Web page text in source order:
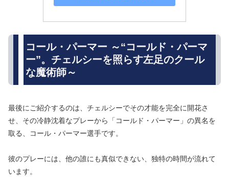
コール・パーマー ～“コールド・パーマ
ー”。チェルシーを照らす左足のクール
な魔術師～
最後にご紹介するのは、チェルシーでその才能を完全に開花さ
せ、その冷静沈着なプレーから「コールド・パーマー」の異名を
取る、コール・パーマー選手です。
彼のプレーには、他の誰にも真似できない、独特の時間が流れて
います。